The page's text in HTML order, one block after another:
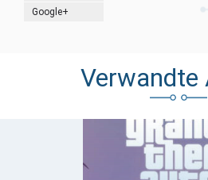
Google+
Verwandte